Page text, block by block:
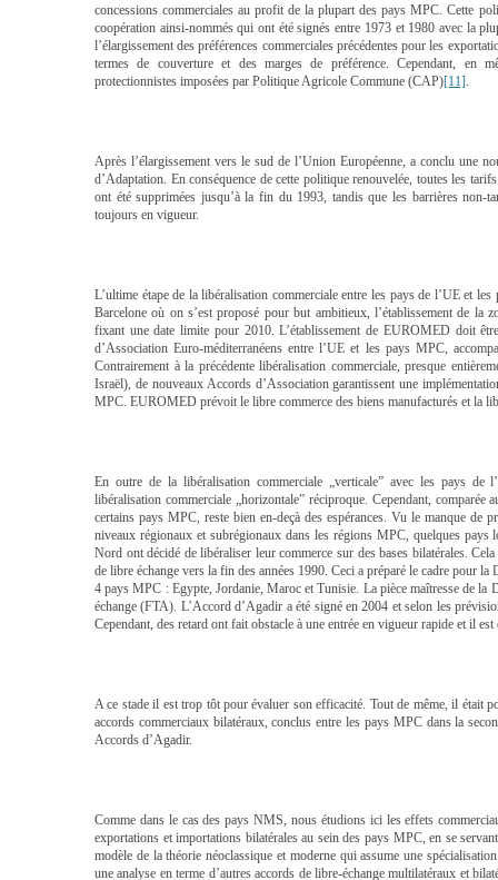
concessions commerciales au profit de la plupart des pays MPC. Cette
coopération ainsi-nommés qui ont été signés entre 1973 et 1980 avec la
l’élargissement des préférences commerciales précédentes pour les
termes de couverture et des marges de préférence. Cependant, en
protectionnistes imposées par Politique Agricole Commune (CAP)[11].
Après l’élargissement vers le sud de l’Union Européenne, a conclu une
d’Adaptation. En conséquence de cette politique renouvelée, toutes les
ont été supprimées jusqu’à la fin du 1993, tandis que les barrières
toujours en vigueur.
L’ultime étape de la libéralisation commerciale entre les pays de l’UE et
Barcelone où on s’est proposé pour but ambitieux, l’établissement de la
fixant une date limite pour 2010. L’établissement de EUROMED doit
d’Association Euro-méditerranéens entre l’UE et les pays MPC,
Contrairement à la précédente libéralisation commerciale, presque
Israël), de nouveaux Accords d’Association garantissent une
MPC. EUROMED prévoit le libre commerce des biens manufacturés et la
En outre de la libéralisation commerciale „verticale” avec les pays
libéralisation commerciale „horizontale” réciproque. Cependant,
certains pays MPC, reste bien en-deçà des espérances. Vu le manque de
niveaux régionaux et subrégionaux dans les régions MPC, quelques
Nord ont décidé de libéraliser leur commerce sur des bases bilatérales.
de libre échange vers la fin des années 1990. Ceci a préparé le cadre pour
4 pays MPC : Egypte, Jordanie, Maroc et Tunisie. La pièce maîtresse de la
échange (FTA). L’Accord d’Agadir a été signé en 2004 et selon les
Cependant, des retard ont fait obstacle à une entrée en vigueur rapide et il
A ce stade il est trop tôt pour évaluer son efficacité. Tout de même, il était
accords commerciaux bilatéraux, conclus entre les pays MPC dans la
Accords d’Agadir.
Comme dans le cas des pays NMS, nous étudions ici les effets
exportations et importations bilatérales au sein des pays MPC, en se
modèle de la théorie néoclassique et moderne qui assume une
une analyse en terme d’autres accords de libre-échange multilatéraux et